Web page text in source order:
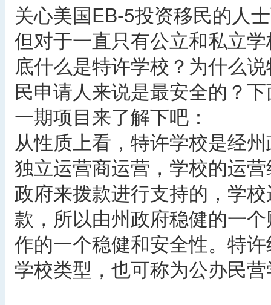
关心美国EB-5投资移民的人
但对于一直只有公立和私立
底什么是特许学校？为什么
民申请人来说是最安全的？
一期项目来了解下吧：
从性质上看，特许学校是经
独立运营商运营，学校的运
政府来拨款进行支持的，学
款，所以由州政府稳健的一
作的一个稳健和安全性。特
学校类型，也可称为公办民